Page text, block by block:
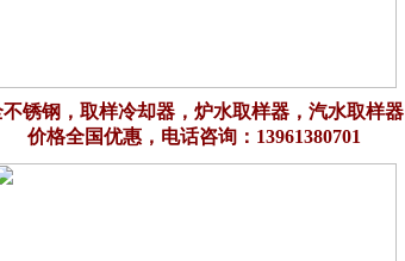
不锈钢，取样冷却器，炉水取样器，汽水取样器
价格全国优惠，电话咨询：13961380701